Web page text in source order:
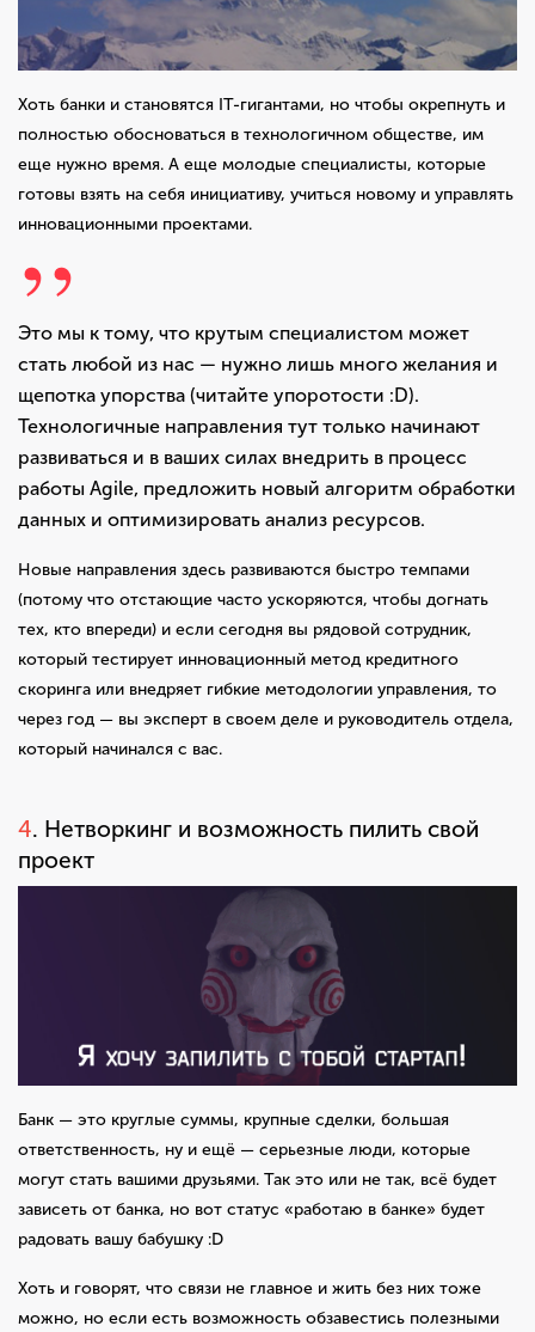
Хоть банки и становятся IT-гигантами, но чтобы окрепнуть и
полностью обосноваться в технологичном обществе, им
еще нужно время. А еще молодые специалисты, которые
готовы взять на себя инициативу, учиться новому и управлять
инновационными проектами.
Это мы к тому, что крутым специалистом может
стать любой из нас — нужно лишь много желания и
щепотка упорства (читайте упоротости :D).
Технологичные направления тут только начинают
развиваться и в ваших силах внедрить в процесс
работы Agile, предложить новый алгоритм обработки
данных и оптимизировать анализ ресурсов.
Новые направления здесь развиваются быстро темпами
(потому что отстающие часто ускоряются, чтобы догнать
тех, кто впереди) и если сегодня вы рядовой сотрудник,
который тестирует инновационный метод кредитного
скоринга или внедряет гибкие методологии управления, то
через год — вы эксперт в своем деле и руководитель отдела,
который начинался с вас.
4. Нетворкинг и возможность пилить свой
проект
Банк — это круглые суммы, крупные сделки, большая
ответственность, ну и ещё — серьезные люди, которые
могут стать вашими друзьями. Так это или не так, всё будет
зависеть от банка, но вот статус «работаю в банке» будет
радовать вашу бабушку :D
Хоть и говорят, что связи не главное и жить без них тоже
можно, но если есть возможность обзавестись полезными